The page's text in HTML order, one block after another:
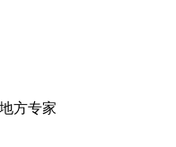
方专家